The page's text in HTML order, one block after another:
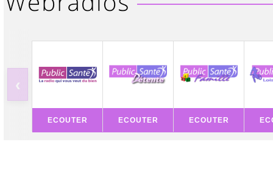
‹
ECOUTER ECOUTER ECOUTER